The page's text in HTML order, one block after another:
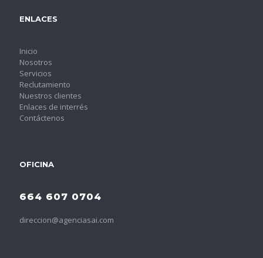
ENLACES
Inicio
Nosotros
Servicios
Reclutamiento
Nuestros clientes
Enlaces de interrés
Contáctenos
OFICINA
664 607 0704
direccion@agenciasai.com